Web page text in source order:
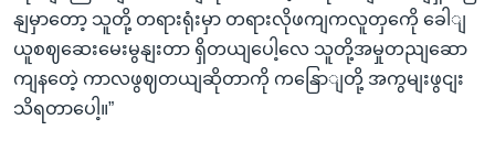
နျမှာတော့ သူတို့ တရားရုံးမှာ တရားလိုဖကျကလူတှကေို ခေါျ
ယူစဈဆေးမေးမွနျးတာ ရှိတယျပေါ့လေ သူတို့အမှုတညျဆော
ကျနတေဲ့ ကာလဖွဈတယျဆိုတာကို ကနြောျတို့ အကွမျးဖွငျး
သိရတာပေါ့။”